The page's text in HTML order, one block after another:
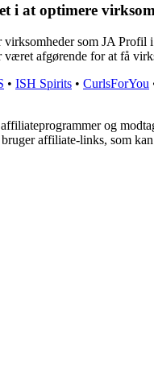
at optimere
som JA Profil
afgørende for at få
• ISH Spirits • CurlsForYou
og
affiliate-links, som